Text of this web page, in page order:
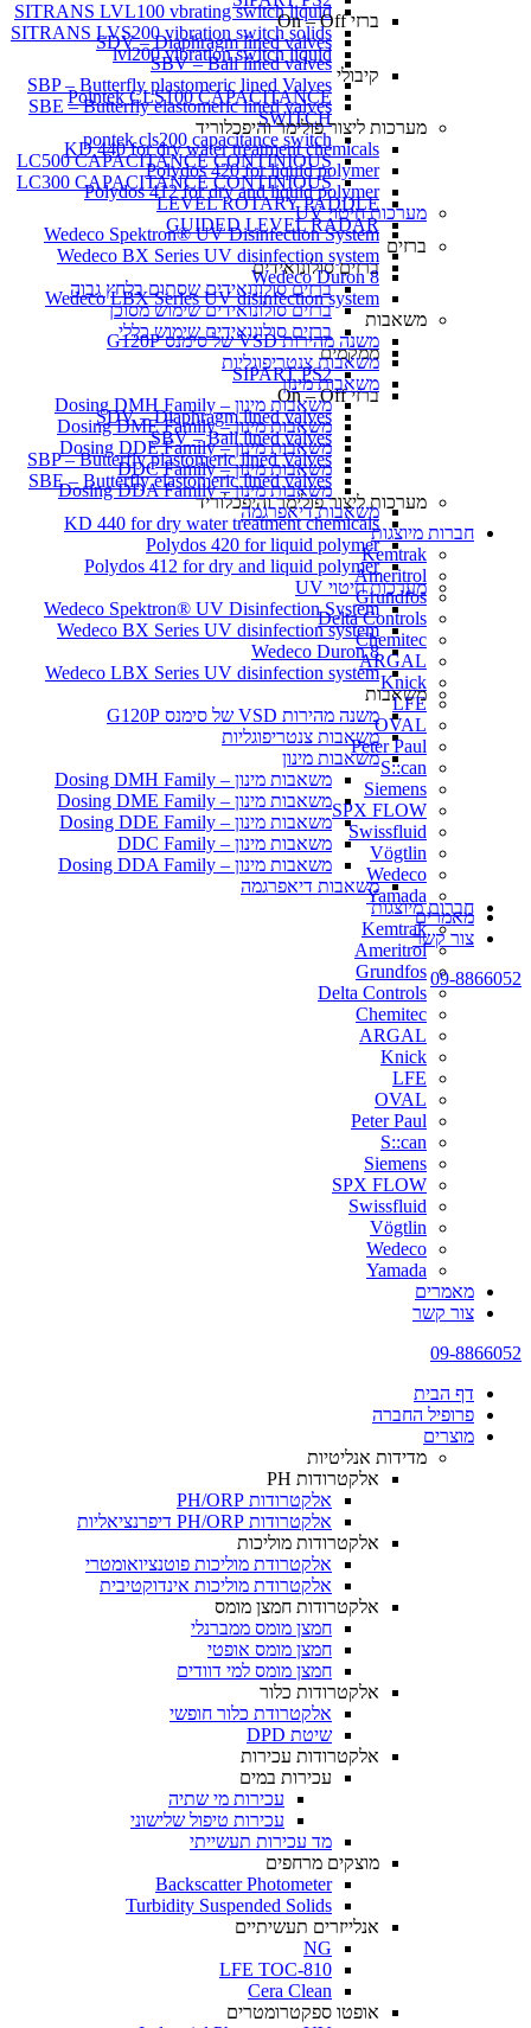
SITRANS LVL100 vbrating switch liquid
SITRANS LVS200 vibration switch solids
lvl200 vibration switch liquid
קיבולי
Pointek CLS100 CAPACITANCE
SWITCH
pontek cls200 capacitance switch
LC500 CAPACITANCE CONTINIOUS
LC300 CAPACITANCE CONTINIOUS
LEVEL ROTARY PADDLE
GUIDED LEVEL RADAR
ברזים
ברזים סולונואידים
ברזים סולונואידים שסתום בלחץ גבוה
ברזים סולונואידים שימוש מסוכן
ברזים סולונואידים שימוש כללי
ממקמים
SIPART PS2
ברזי On – Off
SDV – Diaphragm lined valves
SBV – Ball lined valves
SBP – Butterfly plastomeric lined Valves
SBE – Butterfly elastomeric lined valves
מערכות ליצור פולימר והיפכלוריד
KD 440 for dry water treatment chemicals
Polydos 420 for liquid polymer
Polydos 412 for dry and liquid polymer
מערכות חיטוי UV
Wedeco Spektron® UV Disinfection System
Wedeco BX Series UV disinfection system
Wedeco Duron 8
Wedeco LBX Series UV disinfection system
משאבות
משנה מהירות VSD של סימנס G120P
משאבות צנטריפוגליות
משאבות מינון
משאבות מינון – Dosing DMH Family
משאבות מינון – Dosing DME Family
משאבות מינון – Dosing DDE Family
משאבות מינון – DDC Family
משאבות מינון – Dosing DDA Family
משאבות דיאפרגמה
חברות מיוצגות
Kemtrak
Ameritrol
Grundfos
Delta Controls
Chemitec
ARGAL
Knick
LFE
OVAL
Peter Paul
S::can
Siemens
SPX FLOW
Swissfluid
Vögtlin
Wedeco
Yamada
מאמרים
צור קשר
09-8866052
ברזי On – Off
SDV – Diaphragm lined valves
SBV – Ball lined valves
SBP – Butterfly plastomeric lined Valves
SBE – Butterfly elastomeric lined valves
מערכות ליצור פולימר והיפכלוריד
KD 440 for dry water treatment chemicals
Polydos 420 for liquid polymer
Polydos 412 for dry and liquid polymer
מערכות חיטוי UV
Wedeco Spektron® UV Disinfection System
Wedeco BX Series UV disinfection system
Wedeco Duron 8
Wedeco LBX Series UV disinfection system
משאבות
משנה מהירות VSD של סימנס G120P
משאבות צנטריפוגליות
משאבות מינון
משאבות מינון – Dosing DMH Family
משאבות מינון – Dosing DME Family
משאבות מינון – Dosing DDE Family
משאבות מינון – DDC Family
משאבות מינון – Dosing DDA Family
משאבות דיאפרגמה
חברות מיוצגות
Kemtrak
Ameritrol
Grundfos
Delta Controls
Chemitec
ARGAL
Knick
LFE
OVAL
Peter Paul
S::can
Siemens
SPX FLOW
Swissfluid
Vögtlin
Wedeco
Yamada
מאמרים
צור קשר
09-8866052
דף הבית
פרופיל החברה
מוצרים
מדידות אנליטיות
אלקטרודות PH
אלקטרודות PH/ORP
אלקטרודות PH/ORP דיפרנציאליות
אלקטרודות מוליכות
אלקטרודת מוליכות פוטנציואומטרי
אלקטרודת מוליכות אינדוקטיבית
אלקטרודות חמצן מומס
חמצן מומס ממברנלי
חמצן מומס אופטי
חמצן מומס למי דוודים
אלקטרודות כלור
אלקטרודת כלור חופשי
שיטת DPD
אלקטרודות עכירות
עכירות במים
עכירות מי שתיה
עכירות טיפול שלישוני
מד עכירות תעשייתי
מוצקים מרחפים
Backscatter Photometer
Turbidity Suspended Solids
אנלייזרים תעשיתיים
NG
LFE TOC-810
Cera Clean​
אופטו ספקטרומטרים